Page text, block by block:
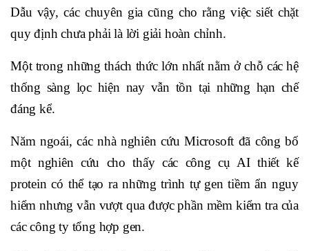
Dẫu vậy, các chuyên gia cũng cho rằng việc siết chặt
quy định chưa phải là lời giải hoàn chỉnh.
Một trong những thách thức lớn nhất nằm ở chỗ các hệ
thống sàng lọc hiện nay vẫn tồn tại những hạn chế
đáng kể.
Năm ngoái, các nhà nghiên cứu Microsoft đã công bố
một nghiên cứu cho thấy các công cụ AI thiết kế
protein có thể tạo ra những trình tự gen tiềm ẩn nguy
hiểm nhưng vẫn vượt qua được phần mềm kiểm tra của
các công ty tổng hợp gen.